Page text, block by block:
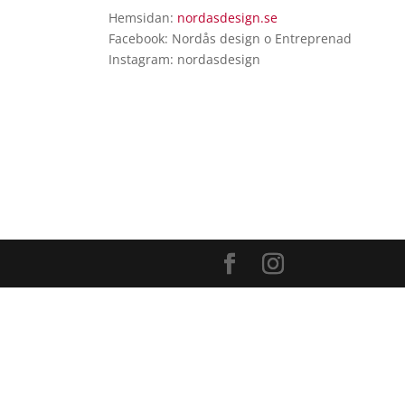
Hemsidan: nordasdesign.se
Facebook: Nordås design o Entreprenad
Instagram: nordasdesign